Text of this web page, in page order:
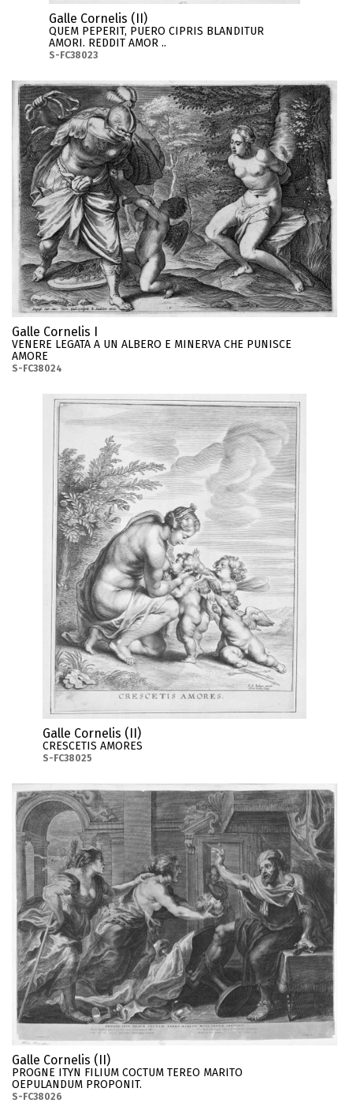
Galle Cornelis (II)
QUEM PEPERIT, PUERO CIPRIS BLANDITUR
AMORI. REDDIT AMOR ..
S-FC38023
Galle Cornelis I
VENERE LEGATA A UN ALBERO E MINERVA CHE PUNISCE
AMORE
S-FC38024
Galle Cornelis (II)
CRESCETIS AMORES
S-FC38025
Galle Cornelis (II)
PROGNE ITYN FILIUM COCTUM TEREO MARITO
OEPULANDUM PROPONIT.
S-FC38026